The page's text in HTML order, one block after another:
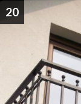
20